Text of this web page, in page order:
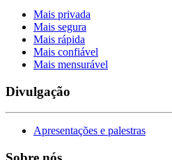
Mais privada
Mais segura
Mais rápida
Mais confiável
Mais mensurável
Divulgação
Apresentações e palestras